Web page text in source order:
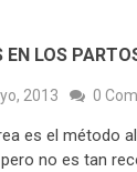
EN LOS
2013 0
es el método
no es tan